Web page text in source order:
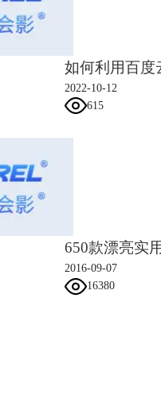
2022-10-12
615
2016-09-07
16380